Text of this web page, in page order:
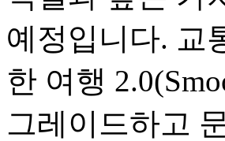
예정입니다. 교
한 여행
그레이드하고